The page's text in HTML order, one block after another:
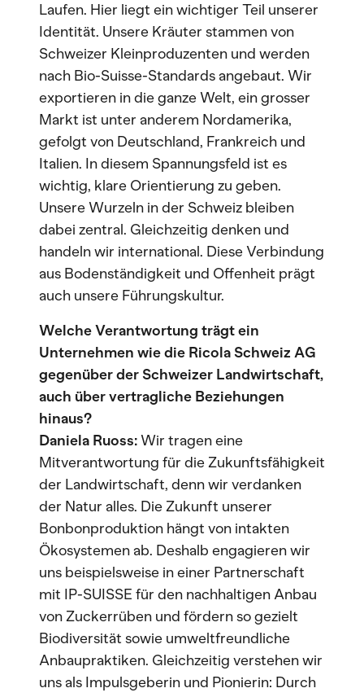
Laufen. Hier liegt ein wichtiger Teil unserer
Identität. Unsere Kräuter stammen von
Schweizer Kleinproduzenten und werden
nach Bio-Suisse-Standards angebaut. Wir
exportieren in die ganze Welt, ein grosser
Markt ist unter anderem Nordamerika,
gefolgt von Deutschland, Frankreich und
Italien. In diesem Spannungsfeld ist es
wichtig, klare Orientierung zu geben.
Unsere Wurzeln in der Schweiz bleiben
dabei zentral. Gleichzeitig denken und
handeln wir international. Diese Verbindung
aus Bodenständigkeit und Offenheit prägt
auch unsere Führungskultur.
Welche Verantwortung trägt ein
Unternehmen wie die Ricola Schweiz AG
gegenüber der Schweizer Landwirtschaft,
auch über vertragliche Beziehungen
hinaus?
Daniela Ruoss:Wir tragen eine
Mitverantwortung für die Zukunftsfähigkeit
der Landwirtschaft, denn wir verdanken
der Natur alles. Die Zukunft unserer
Bonbonproduktion hängt von intakten
Ökosystemen ab. Deshalb engagieren wir
uns beispielsweise in einer Partnerschaft
mit IP-SUISSE für den nachhaltigen Anbau
von Zuckerrüben und fördern so gezielt
Biodiversität sowie umweltfreundliche
Anbaupraktiken. Gleichzeitig verstehen wir
uns als Impulsgeberin und Pionierin: Durch